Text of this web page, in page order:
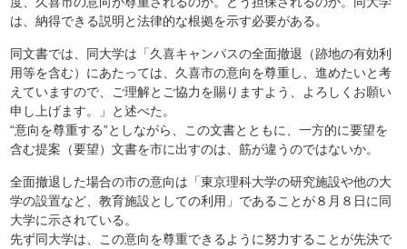
は、納得できる説明と法律的な根拠を示す必要がある。
同文書では、同大学は「久喜キャンパスの全面撤退（跡地の有効利
用等を含む）にあたっては、久喜市の意向を尊重し、進めたいと考
えていますので、ご理解とご協力を賜りますよう、よろしくお願い
申し上げます。」と述べた。
“意向を尊重する”としながら、この文書とともに、一方的に要望を
含む提案（要望）文書を市に出すのは、筋が違うのではないか。
全面撤退した場合の市の意向は「東京理科大学の研究施設や他の大
学の設置など、教育施設としての利用」であることが８月８日に同
大学に示されている。
先ず同大学は、この意向を尊重できるように努力することが先決で